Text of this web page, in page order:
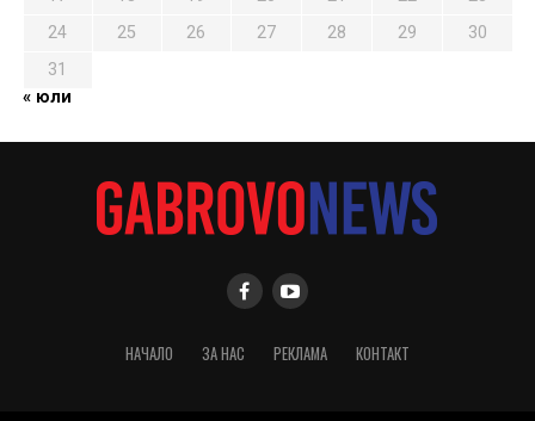
24
25 26 27 28 29
30
31
« юли
НАЧАЛО ЗА НАС РЕКЛАМА КОНТАКТ